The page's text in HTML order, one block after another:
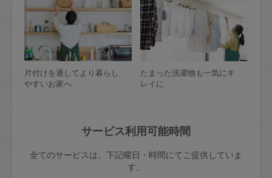
片付けを通してより暮らし
やすいお家へ
たまった洗濯物も一気にキ
レイに
サービス利用可能時間
全てのサービスは、下記曜日・時間にてご提供していま
す。